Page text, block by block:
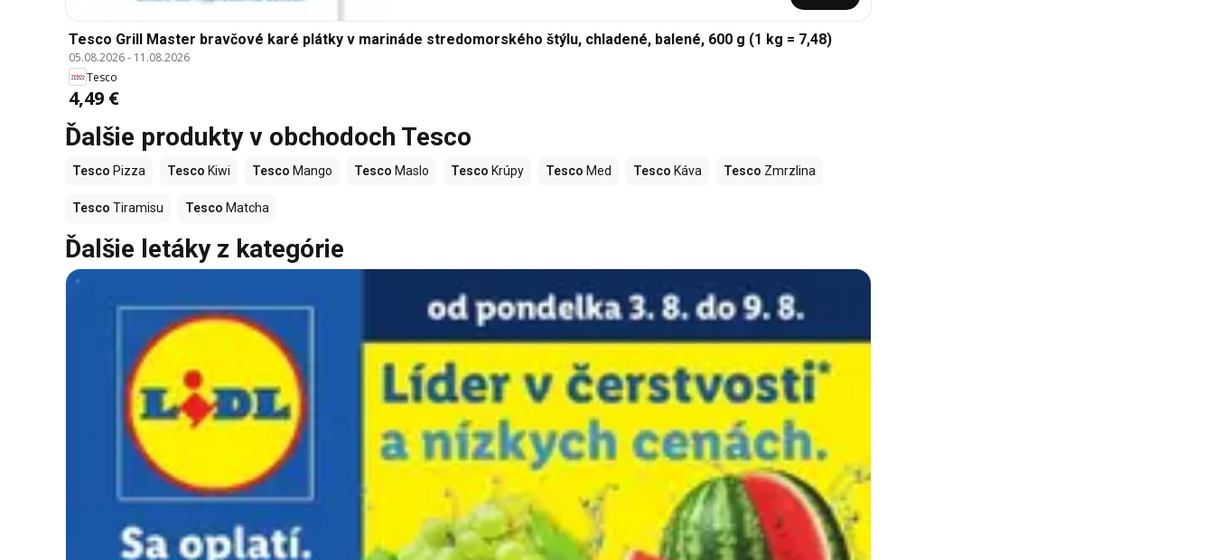
Tesco Grill Master bravčové karé plátky v marináde stredomorského štýlu, chladené, balené, 600 g (1 kg = 7,48)
05.08.2026- 11.08.2026
Tesco
4,49 €
Ďalšie produkty v obchodoch Tesco
Tesco Pizza Tesco Kiwi Tesco Mango Tesco Maslo Tesco Krúpy Tesco Med Tesco Káva Tesco Zmrzlina
Tesco Tiramisu Tesco Matcha
Ďalšie letáky z kategórie